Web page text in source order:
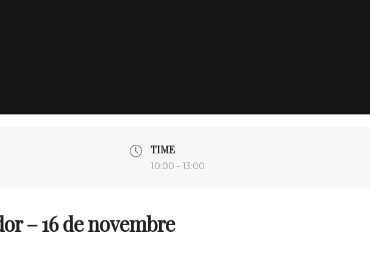
TIME
10:00 - 13:00
– 16 de novembre